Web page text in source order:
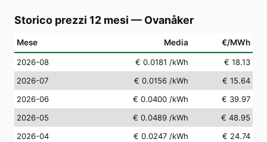
Storico prezzi 12 mesi — Ovanåker
Mese Media €/MWh
2026-08 € 0.0181 /kWh
€ 18.13
2026-07
€ 0.0156 /kWh
€ 15.64
2026-06
€ 0.0400 /kWh
€ 39.97
2026-05
€ 0.0489 /kWh
€ 48.95
2026-04
€ 0.0247 /kWh
€ 24.74